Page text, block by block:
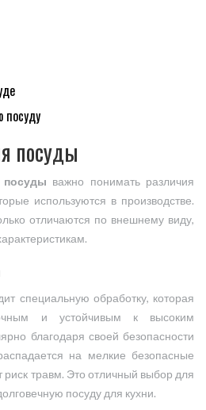
посуду
посуды
посуды важно понимать различия
используются в производстве.
отличаются по внешнему виду,
специальную обработку, которая
и устойчивым к высоким
благодаря своей безопасности
на мелкие безопасные
риск травм. Это отличный выбор для
посуду для кухни.